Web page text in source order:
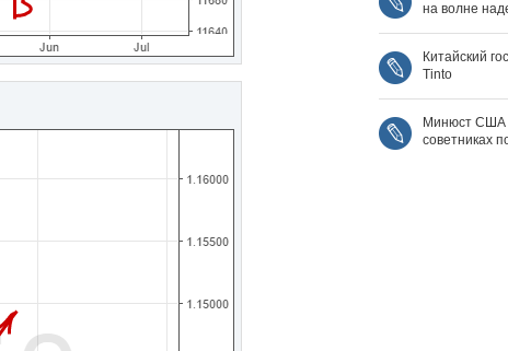
на волне
Китайский
Tinto
Минюст США
советниках